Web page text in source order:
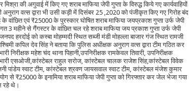
की अगुवाई में किए गए शराब माफिया जेपी गुप्ता के विरुद्ध किये गए कार्यवाहियों
वत्स द्वारा भी उसी कड़ी में दिसंबर 25 ,2020 को पंजीकृत किए गए गिरोह बंद
वांछित एवं ₹25000 के पुरस्कार घोषित शराब माफिया जयप्रकाश गुप्ता उर्फ जेपी
3 महीने से गैंगस्टर के वांछित चल रहे शराब माफिया जय प्रकाश गुप्ता उर्फ जेपी
जनपद हरदोई को कस्बा मोहम्मदी स्थित सब्जी मंडी मोहल्ला बाजार गंज स्थित रामजी
कपिल देव सिंह ने बताया कि पुलिस अधीक्षक अनुराग वत्स द्वारा टीम गठित कर
निरीक्षक महेश चंद थाना पिहानी,उपनिरीक्षक रामकेवल तिवारी, उपनिरीक्षक
एसओजी,कांस्टेबल राहुल सरोज, कांस्टेबल चालक राजेश सिंह,कांस्टेबल विवेक
पांडेय स्वाट टीम, कांस्टेबल श्रवण जायसवाल स्वाट टीम, कांस्टेबल मंजेश कुमार
₹25000 के इनामिया शराब माफिया जेपी गुप्ता को गिरफ्तार कर जेल भेजा गया
रहे थे।